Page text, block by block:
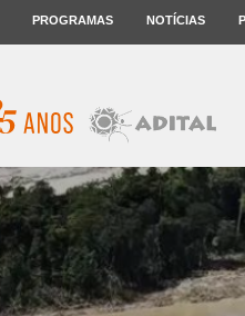
PROGRAMAS NOTÍCIAS